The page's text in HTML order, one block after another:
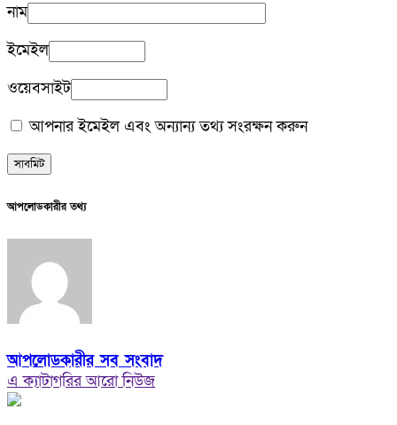
নাম
ইমেইল
ওয়েবসাইট
আপনার ইমেইল এবং অন্যান্য তথ্য সংরক্ষন করুন
আপলোডকারীর তথ্য
আপলোডকারীর সব সংবাদ
এ ক্যাটাগরির আরো নিউজ